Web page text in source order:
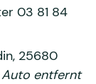
03 81 84
25680
Auto entfernt